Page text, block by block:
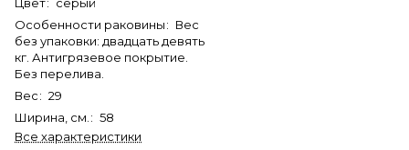
Особенности раковины: Вес
без упаковки: двадцать девять
кг. Антигрязевое покрытие.
Без перелива.
Вес: 29
Ширина, см. : 58
Все характеристики